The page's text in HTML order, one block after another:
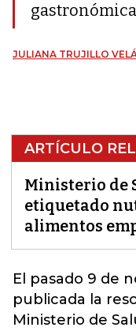
gastronómica
JULIANA TRUJILLO
ARTÍCULO
Ministerio de
etiquetado
alimentos
El pasado 9 de
publicada la
Ministerio de